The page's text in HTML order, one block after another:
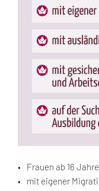
Frauen ab 16
mit eigener